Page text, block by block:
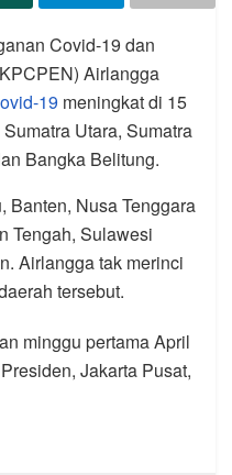
Covid-19 dan
Airlangga
19 meningkat di 15
Utara, Sumatra
Bangka Belitung.
Banten, Nusa Tenggara
Tengah, Sulawesi
Airlangga tak merinci
tersebut.
minggu pertama April
Jakarta Pusat,